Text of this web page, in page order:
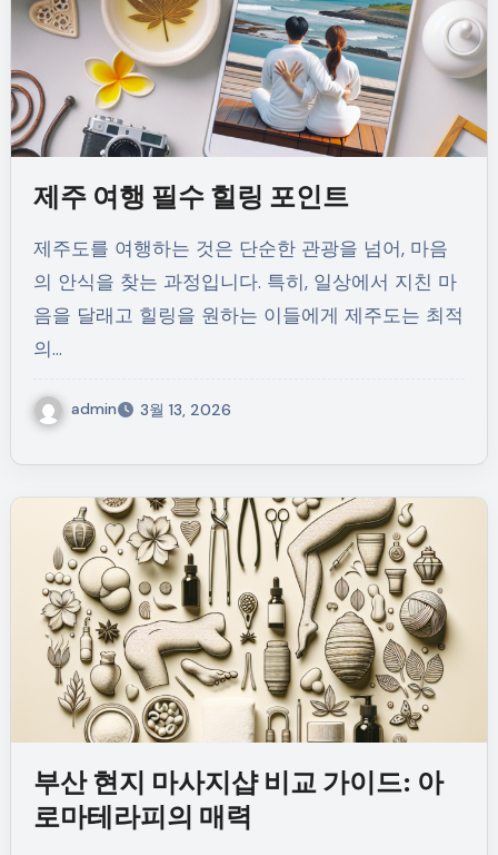
제주 여행 필수 힐링 포인트
제주도를 여행하는 것은 단순한 관광을 넘어, 마음
의 안식을 찾는 과정입니다. 특히, 일상에서 지친 마
음을 달래고 힐링을 원하는 이들에게 제주도는 최적
의…
admin 3월 13, 2026
부산 현지 마사지샵 비교 가이드: 아
로마테라피의 매력